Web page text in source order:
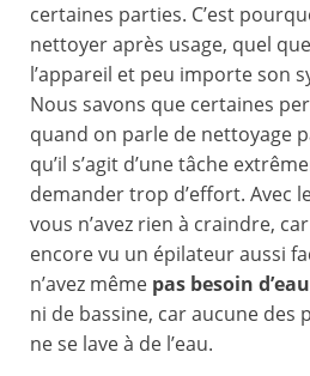
certaines parties. C’est
nettoyer après usage, quel
l’appareil et peu importe son
Nous savons que certaines
quand on parle de nettoyage
qu’il s’agit d’une tâche
demander trop d’effort. Avec
vous n’avez rien à craindre,
encore vu un épilateur aussi
n’avez même pas besoin d’eau
ni de bassine, car aucune des
ne se lave à de l’eau.